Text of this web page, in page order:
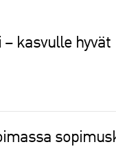
– kasvulle hyvät